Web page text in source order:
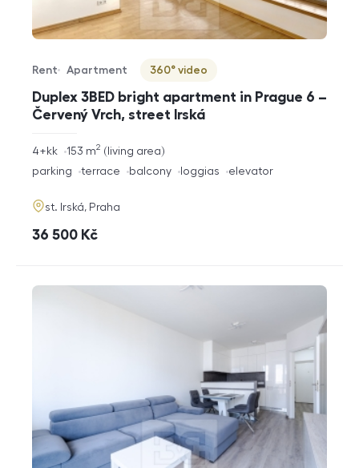
Duplex 3BED bright apartment in Prague 6 –
Červený Vrch, street Irská
Offer type
Rent
Property type
Apartment
Virtuální prohlídka
360° video
rozměry
disposition
4+kk living area
153 m2
funkce
parking terrace balcony loggias elevator
adresa
st. Irská, Praha
cena
36 500 Kč